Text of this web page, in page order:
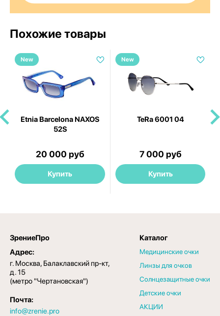
Похожие товары
New
Etnia Barcelona NAXOS
52S
20 000 руб
Купить
New
TeRa 6001 04
7 000 руб
Купить
ЗрениеПро
Адрес:
г. Москва, Балаклавский пр-кт,
д. 15
(метро "Чертановская")
Почта:
info@zrenie.pro
Каталог
Медицинские очки
Линзы для очков
Солнцезащитные очки
Детские очки
АКЦИИ